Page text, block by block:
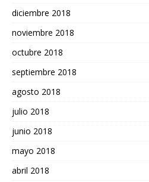
diciembre 2018
noviembre 2018
octubre 2018
septiembre 2018
agosto 2018
julio 2018
junio 2018
mayo 2018
abril 2018